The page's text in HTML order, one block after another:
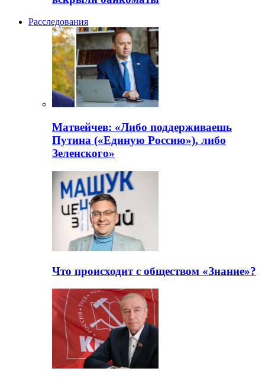
Расследования
Матвейчев: «Либо поддерживаешь
Путина («Единую Россию»), либо
Зеленского»
Что происходит с обществом «Знание»?